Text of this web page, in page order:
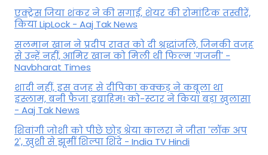
एक्ट्रेस जिया शंकर ने की सगाई, शेयर की रोमांटिक तस्वीरें,
किया LipLock - Aaj Tak News
सलमान खान ने प्रदीप रावत को दी श्रद्धांजलि, जिनकी वजह
से उन्हें नहीं, आमिर खान को मिली थी फिल्म 'गजनी' -
Navbharat Times
शादी नहीं, इस वजह से दीपिका कक्कड़ ने कबूला था
इस्लाम, बनी फैजा इब्राहिम! को-स्टार ने किया बड़ा खुलासा
- Aaj Tak News
शिवांगी जोशी को पीछे छोड़ श्रेया कालरा ने जीता 'लॉक अप
2', खुशी से झूमीं शिल्पा शिंदे - India TV Hindi